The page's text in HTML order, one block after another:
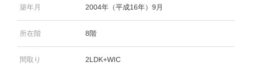
築年月 2004年（平成16年）9月
所在階 8階
間取り 2LDK+WIC